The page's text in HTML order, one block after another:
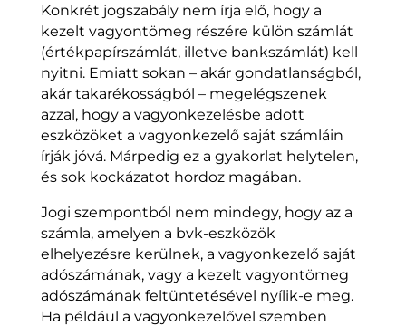
Konkrét jogszabály nem írja elő, hogy a
kezelt vagyontömeg részére külön számlát
(értékpapírszámlát, illetve bankszámlát) kell
nyitni. Emiatt sokan – akár gondatlanságból,
akár takarékosságból – megelégszenek
azzal, hogy a vagyonkezelésbe adott
eszközöket a vagyonkezelő saját számláin
írják jóvá. Márpedig ez a gyakorlat helytelen,
és sok kockázatot hordoz magában.
Jogi szempontból nem mindegy, hogy az a
számla, amelyen a bvk-eszközök
elhelyezésre kerülnek, a vagyonkezelő saját
adószámának, vagy a kezelt vagyontömeg
adószámának feltüntetésével nyílik-e meg.
Ha például a vagyonkezelővel szemben